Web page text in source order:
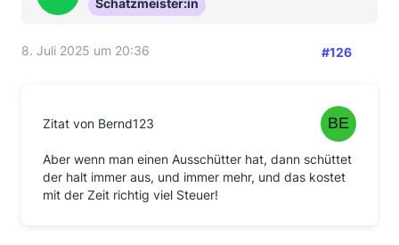
Schatzmeister:in
8. Juli 2025 um 20:36 #126
Zitat von Bernd123
Aber wenn man einen Ausschütter hat, dann schüttet
der halt immer aus, und immer mehr, und das kostet
mit der Zeit richtig viel Steuer!